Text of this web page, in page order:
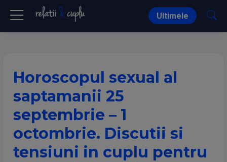
Ultimele
Horoscopul sexual al
saptamanii 25
septembrie – 1
octombrie. Discutii si
tensiuni in cuplu pentru